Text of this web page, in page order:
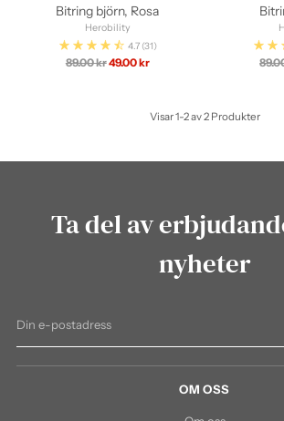
Bitring björn, Rosa
Herobility
4.7 (31)
Ordinarie
89.00 kr49.00 kr
Visar 1-2 av 2 Produkter
Ta del av
nyheter
e-
postadress
OM OSS